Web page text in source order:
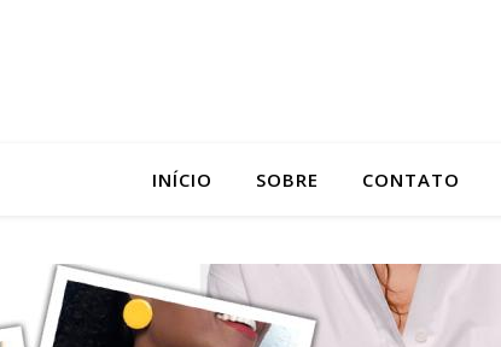
INÍCIO SOBRE CONTATO